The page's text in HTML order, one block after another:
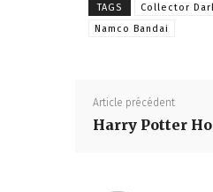
TAGS Collector
Namco Bandai
Article précédent
Harry Potter